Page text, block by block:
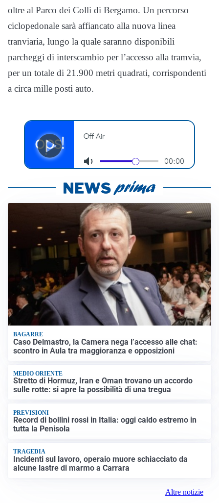
oltre al Parco dei Colli di Bergamo. Un percorso
ciclopedonale sarà affiancato alla nuova linea
tranviaria, lungo la quale saranno disponibili
parcheggi di interscambio per l’accesso alla tramvia,
per un totale di 21.900 metri quadrati, corrispondenti
a circa mille posti auto.
BAGARRE
Caso Delmastro, la Camera nega l’accesso alle chat:
scontro in Aula tra maggioranza e opposizioni
MEDIO ORIENTE
Stretto di Hormuz, Iran e Oman trovano un accordo
sulle rotte: si apre la possibilità di una tregua
PREVISIONI
Record di bollini rossi in Italia: oggi caldo estremo in
tutta la Penisola
TRAGEDIA
Incidenti sul lavoro, operaio muore schiacciato da
alcune lastre di marmo a Carrara
Altre notizie